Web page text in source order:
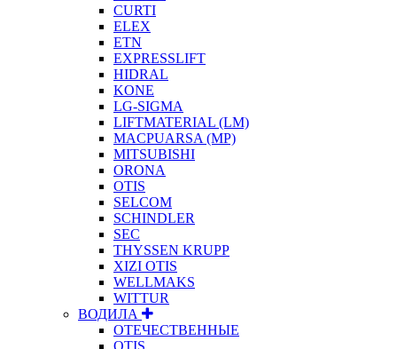
CURTI
ELEX
ETN
EXPRESSLIFT
HIDRAL
KONE
LG-SIGMA
LIFTMATERIAL (LM)
MACPUARSA (MP)
MITSUBISHI
ORONA
OTIS
SELCOM
SCHINDLER
SEC
THYSSEN KRUPP
XIZI OTIS
WELLMAKS
WITTUR
ВОДИЛА
ОТЕЧЕСТВЕННЫЕ
OTIS